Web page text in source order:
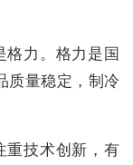
格力。格力是国
质量稳定，制冷
重技术创新，有